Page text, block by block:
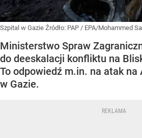
Szpital w Gazie Źródło: PAP / EPA/Mohammed
Ministerstwo Spraw
do deeskalacji konfliktu na
To odpowiedź m.in. na atak na
w Gazie.